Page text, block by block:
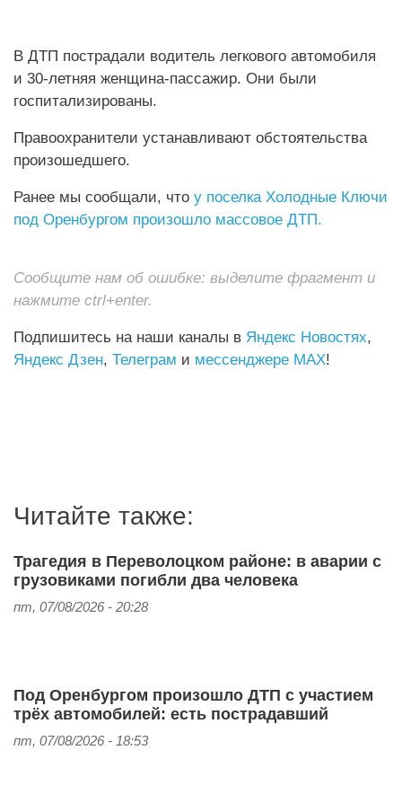
В ДТП пострадали водитель легкового автомобиля
и 30-летняя женщина-пассажир. Они были
госпитализированы.
Правоохранители устанавливают обстоятельства
произошедшего.
Ранее мы сообщали, что у поселка Холодные Ключи
под Оренбургом произошло массовое ДТП.
Сообщите нам об ошибке: выделите фрагмент и
нажмите ctrl+enter.
Подпишитесь на наши каналы в Яндекс Новостях,
Яндекс Дзен, Телеграм и мессенджере MAX!
Читайте также:
Трагедия в Переволоцком районе: в аварии с
грузовиками погибли два человека
пт, 07/08/2026 - 20:28
Под Оренбургом произошло ДТП с участием
трёх автомобилей: есть пострадавший
пт, 07/08/2026 - 18:53